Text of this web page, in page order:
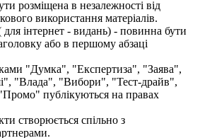
розміщена в незалежності від
використання матеріалів.
для інтернет - видань) - повинна бути
або в першому абзаці
"Думка", "Експертиза", "Заява",
"Влада", "Вибори", "Тест-драйв",
публікуються на правах
створюється спільно з